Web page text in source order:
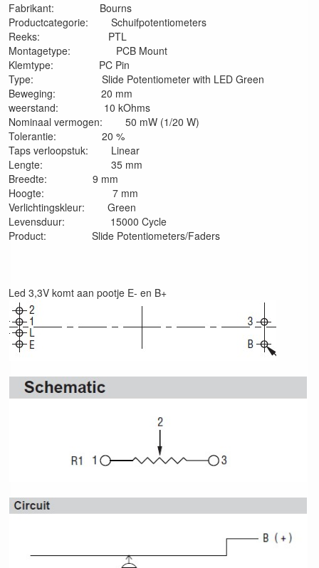
Fabrikant: Bourns
Productcategorie: Schuifpotentiometers
Reeks: PTL
Montagetype: PCB Mount
Klemtype: PC Pin
Type: Slide Potentiometer with LED Green
Beweging: 20 mm
weerstand: 10 kOhms
Nominaal vermogen: 50 mW (1/20 W)
Tolerantie: 20 %
Taps verloopstuk: Linear
Lengte: 35 mm
Breedte: 9 mm
Hoogte: 7 mm
Verlichtingskleur: Green
Levensduur: 15000 Cycle
Product: Slide Potentiometers/Faders
Led 3,3V komt aan pootje E- en B+